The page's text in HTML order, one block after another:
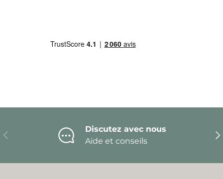
Précédent
Discutez avec nous
Aide et conseils